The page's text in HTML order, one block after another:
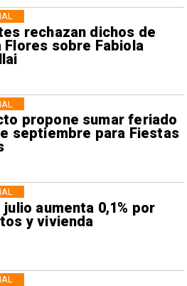
rechazan dichos de
Flores sobre Fabiola
propone sumar feriado
septiembre para Fiestas
julio aumenta 0,1% por
y vivienda